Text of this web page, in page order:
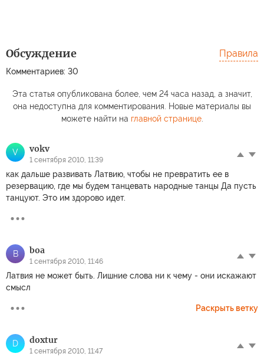
Обсуждение
Комментариев: 30
Правила
Эта статья опубликована более, чем 24 часа назад, а значит,
она недоступна для комментирования. Новые материалы вы
можете найти на главной странице.
V vokv
1 сентября 2010, 11:39
как дальше развивать Латвию, чтобы не превратить ее в
резервацию, где мы будем танцевать народные танцы Да пусть
танцуют. Это им здорово идет.
B boa
1 сентября 2010, 11:46
Латвия не может быть. Лишние слова ни к чему - они искажают
смысл
Раскрыть ветку
D doxtur
1 сентября 2010, 11:47